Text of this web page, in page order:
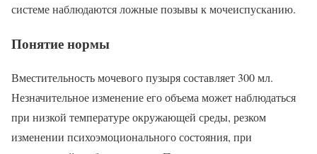
системе наблюдаются ложные позывы к мочеиспусканию.
Понятие нормы
Вместительность мочевого пузыря составляет 300 мл.
Незначительное изменение его объема может наблюдаться
при низкой температуре окружающей среды, резком
изменении психоэмоционального состояния, при